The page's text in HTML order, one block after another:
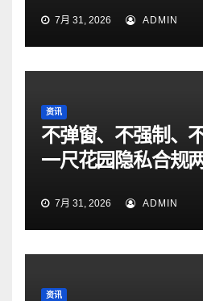
7月 31, 2026 ADMIN
资讯
不弹窗、不强制
一尺花园隐私合规
7月 31, 2026 ADMIN
资讯